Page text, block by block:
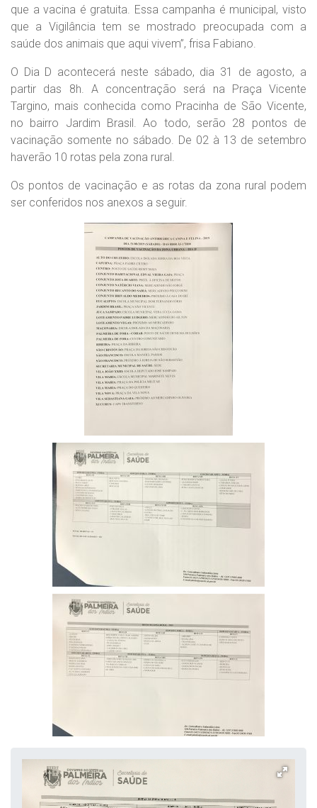
que a vacina é gratuita. Essa campanha é municipal, visto
que a Vigilância tem se mostrado preocupada com a
saúde dos animais que aqui vivem”, frisa Fabiano.
O Dia D acontecerá neste sábado, dia 31 de agosto, a
partir das 8h. A concentração será na Praça Vicente
Targino, mais conhecida como Pracinha de São Vicente,
no bairro Jardim Brasil. Ao todo, serão 28 pontos de
vacinação somente no sábado. De 02 à 13 de setembro
haverão 10 rotas pela zona rural.
Os pontos de vacinação e as rotas da zona rural podem
ser conferidos nos anexos a seguir.